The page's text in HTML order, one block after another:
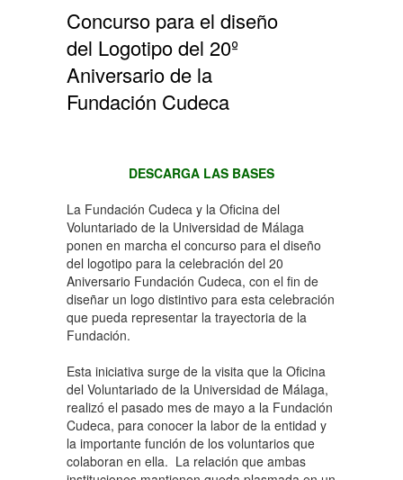
Concurso para el diseño
del Logotipo del 20º
Aniversario de la
Fundación Cudeca
DESCARGA LAS BASES
La Fundación Cudeca y la Oficina del
Voluntariado de la Universidad de Málaga
ponen en marcha el concurso para el diseño
del logotipo para la celebración del 20
Aniversario Fundación Cudeca, con el fin de
diseñar un logo distintivo para esta celebración
que pueda representar la trayectoria de la
Fundación.
Esta iniciativa surge de la visita que la Oficina
del Voluntariado de la Universidad de Málaga,
realizó el pasado mes de mayo a la Fundación
Cudeca, para conocer la labor de la entidad y
la importante función de los voluntarios que
colaboran en ella. La relación que ambas